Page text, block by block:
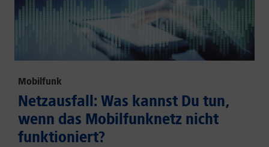
Mobilfunk
Netzausfall: Was kannst Du tun,
wenn das Mobilfunknetz nicht
funktioniert?